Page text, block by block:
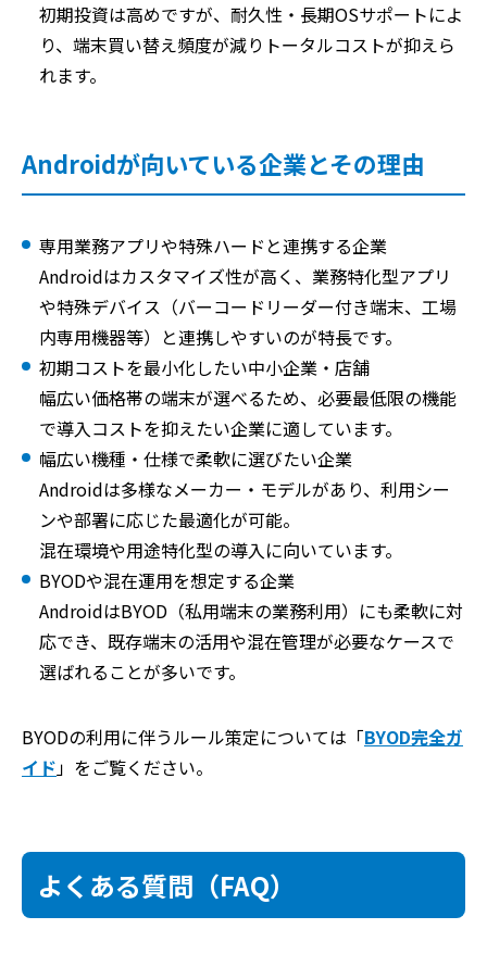
初期投資は高めですが、耐久性・長期OSサポートによ
り、端末買い替え頻度が減りトータルコストが抑えら
れます。
Androidが向いている企業とその理由
専用業務アプリや特殊ハードと連携する企業
Androidはカスタマイズ性が高く、業務特化型アプリ
や特殊デバイス（バーコードリーダー付き端末、工場
内専用機器等）と連携しやすいのが特長です。
初期コストを最小化したい中小企業・店舗
幅広い価格帯の端末が選べるため、必要最低限の機能
で導入コストを抑えたい企業に適しています。
幅広い機種・仕様で柔軟に選びたい企業
Androidは多様なメーカー・モデルがあり、利用シー
ンや部署に応じた最適化が可能。
混在環境や用途特化型の導入に向いています。
BYODや混在運用を想定する企業
AndroidはBYOD（私用端末の業務利用）にも柔軟に対
応でき、既存端末の活用や混在管理が必要なケースで
選ばれることが多いです。
BYODの利用に伴うルール策定については「BYOD完全ガ
イド」をご覧ください。
よくある質問（FAQ）